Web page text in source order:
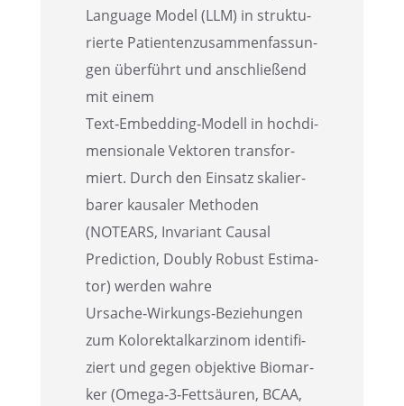
Language Model (LLM) in struk­tu­
rierte Patien­ten­zu­sam­men­fas­sun­
gen überführt und anschlie­ßend
mit einem
Text‑Embedding‑Modell in hochdi­
men­sio­nale Vekto­ren trans­for­
miert. Durch den Einsatz skalier­
ba­rer kausa­ler Metho­den
(NOTEARS, Invari­ant Causal
Predic­tion, Doubly Robust Estima­
tor) werden wahre
Ursache‑Wirkungs‑Beziehungen
zum Kolorek­tal­kar­zi­nom identi­fi­
ziert und gegen objek­tive Biomar­
ker (Omega‑3‑Fettsäuren, BCAA,